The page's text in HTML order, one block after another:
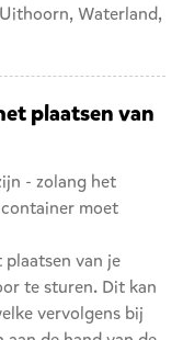
Uithoorn, Waterland,
plaatsen van
- zolang het
moet
van je
te sturen. Dit kan
vervolgens bij